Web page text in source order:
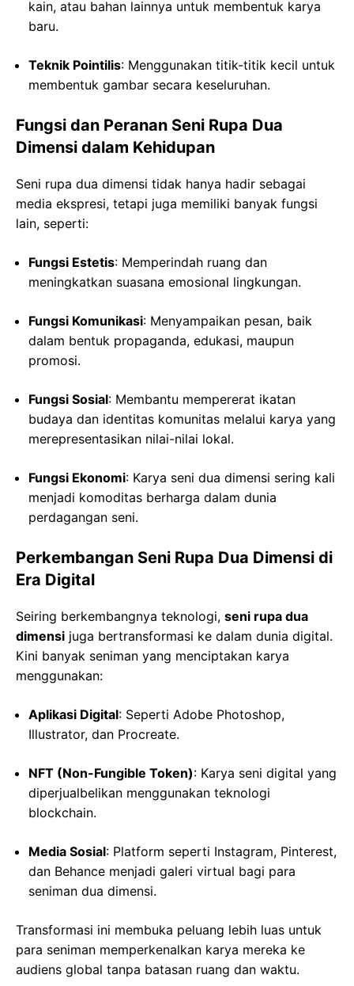
kain, atau bahan lainnya untuk membentuk karya
baru.
Teknik Pointilis: Menggunakan titik-titik kecil untuk
membentuk gambar secara keseluruhan.
Fungsi dan Peranan Seni Rupa Dua
Dimensi dalam Kehidupan
Seni rupa dua dimensi tidak hanya hadir sebagai
media ekspresi, tetapi juga memiliki banyak fungsi
lain, seperti:
Fungsi Estetis: Memperindah ruang dan
meningkatkan suasana emosional lingkungan.
Fungsi Komunikasi: Menyampaikan pesan, baik
dalam bentuk propaganda, edukasi, maupun
promosi.
Fungsi Sosial: Membantu mempererat ikatan
budaya dan identitas komunitas melalui karya yang
merepresentasikan nilai-nilai lokal.
Fungsi Ekonomi: Karya seni dua dimensi sering kali
menjadi komoditas berharga dalam dunia
perdagangan seni.
Perkembangan Seni Rupa Dua Dimensi di
Era Digital
Seiring berkembangnya teknologi, seni rupa dua
dimensi juga bertransformasi ke dalam dunia digital.
Kini banyak seniman yang menciptakan karya
menggunakan:
Aplikasi Digital: Seperti Adobe Photoshop,
Illustrator, dan Procreate.
NFT (Non-Fungible Token): Karya seni digital yang
diperjualbelikan menggunakan teknologi
blockchain.
Media Sosial: Platform seperti Instagram, Pinterest,
dan Behance menjadi galeri virtual bagi para
seniman dua dimensi.
Transformasi ini membuka peluang lebih luas untuk
para seniman memperkenalkan karya mereka ke
audiens global tanpa batasan ruang dan waktu.